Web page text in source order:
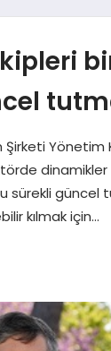
dinamikler
güncel
kılmak için…